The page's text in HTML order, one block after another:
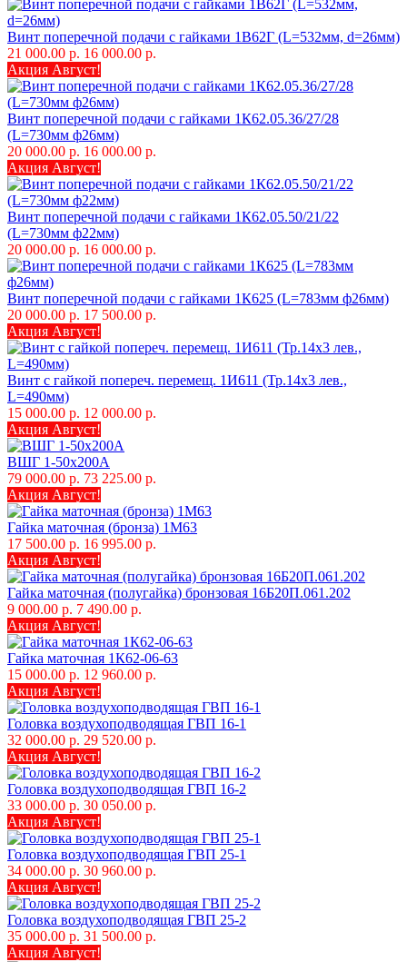
Винт поперечной подачи с гайками 1В62Г (L=532мм, d=26мм)
21 000.00 р. 16 000.00 р.
Акция Август!
Винт поперечной подачи с гайками 1К62.05.36/27/28
(L=730мм ф26мм)
20 000.00 р. 16 000.00 р.
Акция Август!
Винт поперечной подачи с гайками 1К62.05.50/21/22
(L=730мм ф22мм)
20 000.00 р. 16 000.00 р.
Винт поперечной подачи с гайками 1К625 (L=783мм ф26мм)
20 000.00 р. 17 500.00 р.
Акция Август!
Винт с гайкой попереч. перемещ. 1И611 (Тр.14х3 лев.,
L=490мм)
15 000.00 р. 12 000.00 р.
Акция Август!
ВШГ 1-50х200А
79 000.00 р. 73 225.00 р.
Акция Август!
Гайка маточная (бронза) 1М63
17 500.00 р. 16 995.00 р.
Акция Август!
Гайка маточная (полугайка) бронзовая 16Б20П.061.202
9 000.00 р. 7 490.00 р.
Акция Август!
Гайка маточная 1К62-06-63
15 000.00 р. 12 960.00 р.
Акция Август!
Головка воздухоподводящая ГВП 16-1
32 000.00 р. 29 520.00 р.
Акция Август!
Головка воздухоподводящая ГВП 16-2
33 000.00 р. 30 050.00 р.
Акция Август!
Головка воздухоподводящая ГВП 25-1
34 000.00 р. 30 960.00 р.
Акция Август!
Головка воздухоподводящая ГВП 25-2
35 000.00 р. 31 500.00 р.
Акция Август!